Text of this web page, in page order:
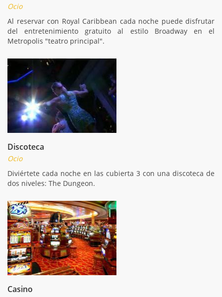
Ocio
Al reservar con Royal Caribbean cada noche puede disfrutar
del entretenimiento gratuito al estilo Broadway en el
Metropolis "teatro principal".
Discoteca
Ocio
Diviértete cada noche en las cubierta 3 con una discoteca de
dos niveles: The Dungeon.
Casino